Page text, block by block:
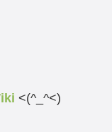
<(^_^<)